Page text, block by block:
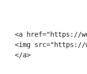
<a href="https://
<img src="https://